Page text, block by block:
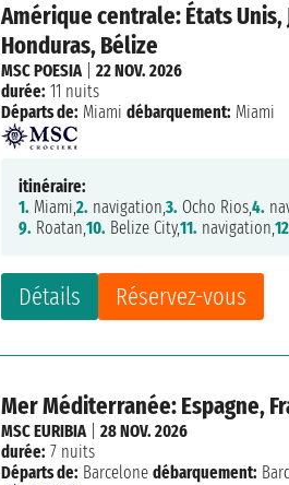
Amérique centrale: États Unis,
Honduras, Bélize
Détails Réservez-vous
MSC POESIA|22 NOV. 2026
durée: 11 nuits
Départs de: Miami débarquement: Miami
itinéraire:
1. Miami,2. navigation,3. Ocho Rios,4.
9. Roatan,10. Belize City,11. navigation,
Mer Méditerranée: Espagne,
MSC EURIBIA|28 NOV. 2026
durée: 7 nuits
Départs de: Barcelone débarquement: